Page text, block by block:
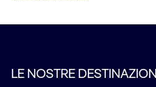
LE NOSTRE DESTINAZIONI